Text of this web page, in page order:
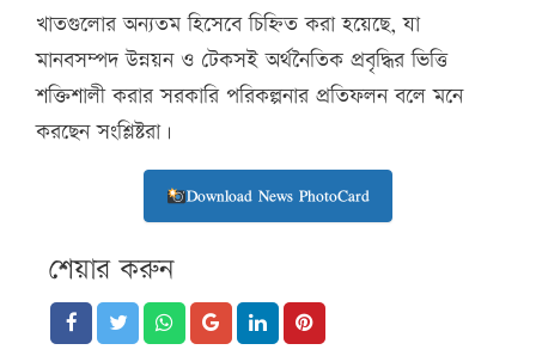
খাতগুলোর অন্যতম হিসেবে চিহ্নিত করা হয়েছে, যা
মানবসম্পদ উন্নয়ন ও টেকসই অর্থনৈতিক প্রবৃদ্ধির ভিত্তি
শক্তিশালী করার সরকারি পরিকল্পনার প্রতিফলন বলে মনে
করছেন সংশ্লিষ্টরা।
Download News PhotoCard
শেয়ার করুন